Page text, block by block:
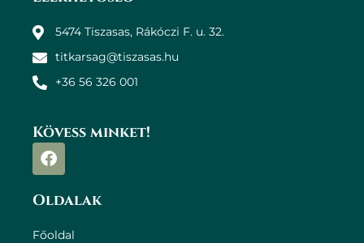
5474 Tiszasas, Rákóczi F. u. 32.
titkarsag@tiszasas.hu
+36 56 326 001
Kövess minket!
Oldalak
Főoldal